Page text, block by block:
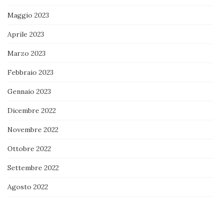
Maggio 2023
Aprile 2023
Marzo 2023
Febbraio 2023
Gennaio 2023
Dicembre 2022
Novembre 2022
Ottobre 2022
Settembre 2022
Agosto 2022